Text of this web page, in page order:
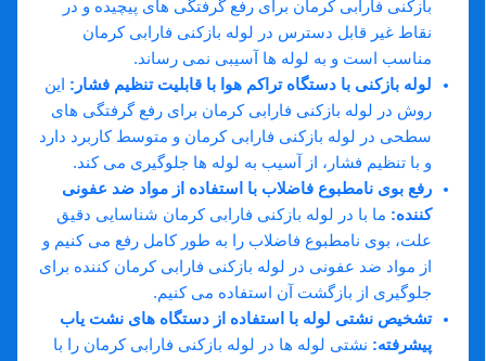
بازکنی فارابی کرمان برای رفع گرفتگی های پیچیده و در
نقاط غیر قابل دسترس در لوله بازکنی فارابی کرمان
مناسب است و به لوله ها آسیبی نمی رساند.
لوله بازکنی با دستگاه تراکم هوا با قابلیت تنظیم فشار: این
روش در لوله بازکنی فارابی کرمان برای رفع گرفتگی های
سطحی در لوله بازکنی فارابی کرمان و متوسط کاربرد دارد
و با تنظیم فشار، از آسیب به لوله ها جلوگیری می کند.
رفع بوی نامطبوع فاضلاب با استفاده از مواد ضد عفونی
کننده: ما با در لوله بازکنی فارابی کرمان شناسایی دقیق
علت، بوی نامطبوع فاضلاب را به طور کامل رفع می کنیم و
از مواد ضد عفونی در لوله بازکنی فارابی کرمان کننده برای
جلوگیری از بازگشت آن استفاده می کنیم.
تشخیص نشتی لوله با استفاده از دستگاه های نشت یاب
پیشرفته: نشتی لوله ها در لوله بازکنی فارابی کرمان را با